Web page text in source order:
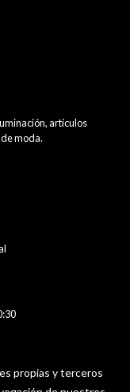
artículos
moda.
propias y terceros